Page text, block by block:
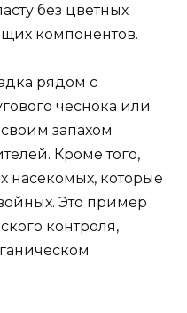
без цветных
компонентов.
рядом с
чеснока или
запахом
Кроме того,
насекомых, которые
Это пример
контроля,